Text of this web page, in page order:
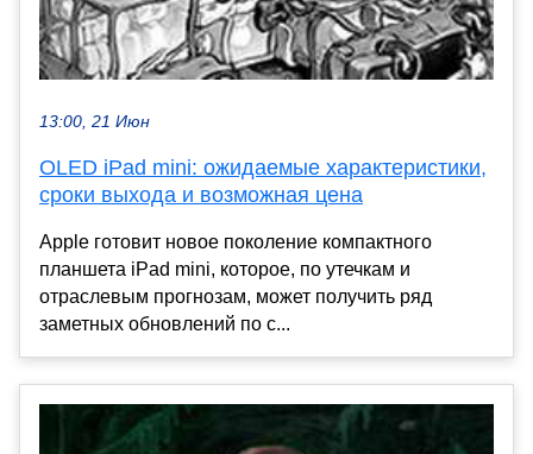
13:00, 21 Июн
OLED iPad mini: ожидаемые характеристики,
сроки выхода и возможная цена
Apple готовит новое поколение компактного
планшета iPad mini, которое, по утечкам и
отраслевым прогнозам, может получить ряд
заметных обновлений по с...